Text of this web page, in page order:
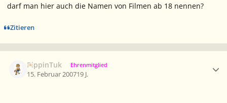
darf man hier auch die Namen von Filmen ab 18 nennen?
Zitieren
PippinTuk Ehrenmitglied
15. Februar 200719 J.